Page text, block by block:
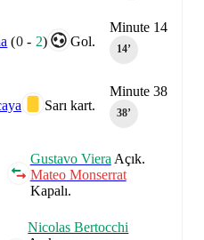
Minute 14
14‎’‎
Gol.
(0- 2)
Minute 38
38‎’‎
Sarı kart.
Gustavo Viera Açık.
Mateo Monserrat
Kapalı.
Nicolas Bertocchi